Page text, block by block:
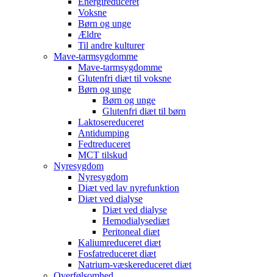
Voksne
Børn og unge
Ældre
Til andre kulturer
Mave-tarmsygdomme
Mave-tarmsygdomme
Glutenfri diæt til voksne
Børn og unge
Børn og unge
Glutenfri diæt til børn
Laktosereduceret
Antidumping
Fedtreduceret
MCT tilskud
Nyresygdom
Nyresygdom
Diæt ved lav nyrefunktion
Diæt ved dialyse
Diæt ved dialyse
Hemodialysediæt
Peritoneal diæt
Kaliumreduceret diæt
Fosfatreduceret diæt
Natrium-væskereduceret diæt